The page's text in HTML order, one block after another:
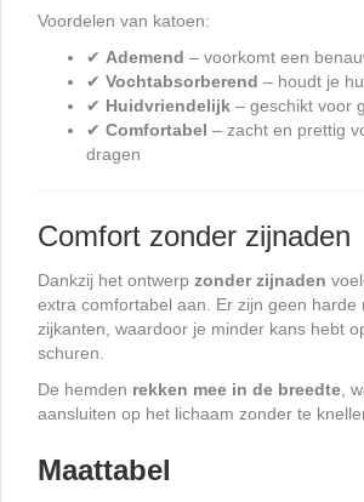
Voordelen van katoen:
✔ Ademend – voorkomt een
✔ Vochtabsorberend – houdt je
✔ Huidvriendelijk – geschikt voor
✔ Comfortabel – zacht en prettig
dragen
Comfort zonder zijnaden
Dankzij het ontwerp zonder zijnaden
extra comfortabel aan. Er zijn geen harde
zijkanten, waardoor je minder kans hebt
schuren.
De hemden rekken mee in de breedte ,
aansluiten op het lichaam zonder te
Maattabel